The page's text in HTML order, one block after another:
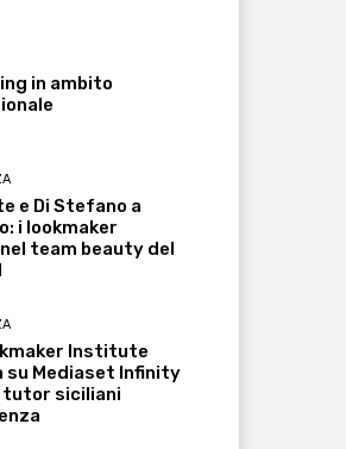
in ambito
e Di Stefano a
i lookmaker
team beauty del
Institute
su Mediaset Infinity
tutor siciliani